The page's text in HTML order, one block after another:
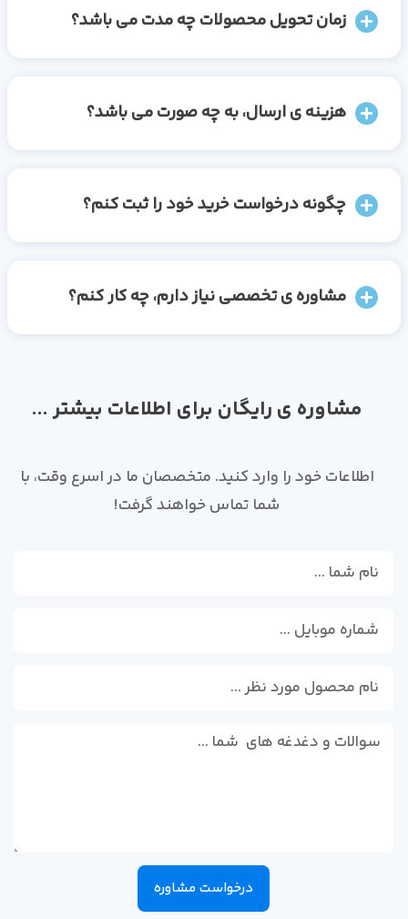
زمان تحویل محصولات چه مدت می باشد؟
هزینه ی ارسال، به چه صورت می باشد؟
چگونه درخواست خرید خود را ثبت کنم؟
مشاوره ی تخصصی نیاز دارم، چه کار کنم؟
مشاوره ی رایگان برای اطلاعات بیشتر ...
اطلاعات خود را وارد کنید. متخصصان ما در اسرع وقت، با
شما تماس خواهند گرفت!
درخواست مشاوره